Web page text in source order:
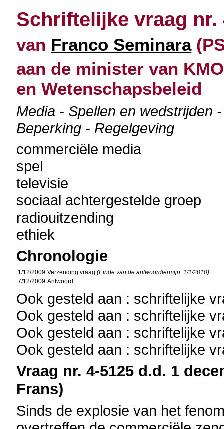
Schriftelijke vraag nr.
van Franco Seminara
aan de minister van
en Wetenschapsbeleid
Media - Spellen en wedstrijden
Beperking - Regelgeving
commerciële media
spel
televisie
sociaal achtergestelde groep
radiouitzending
ethiek
Chronologie
1/12/2009 Verzending vraag(Einde van de antwoordtermijn: 1/1/2010)
7/12/2009 Antwoord
Ook gesteld aan : schriftelijke
Ook gesteld aan : schriftelijke
Ook gesteld aan : schriftelijke
Ook gesteld aan : schriftelijke
Vraag nr. 4-5125 d.d. 1
Frans)
Sinds de explosie van het